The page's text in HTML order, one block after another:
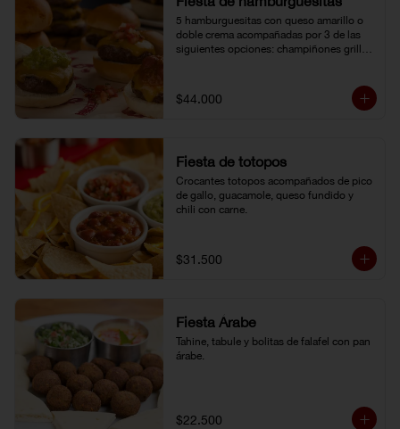
5 hamburguesitas con queso amarillo o
doble crema acompañadas por 3 de las
siguientes opciones: champiñones grillé,
pimienta negra.
$44.000
Fiesta de totopos
Crocantes totopos acompañados de pico
de gallo, guacamole, queso fundido y
chili con carne.
$31.500
Fiesta Árabe
Tahine, tabule y bolitas de falafel con pan
árabe.
$22.500